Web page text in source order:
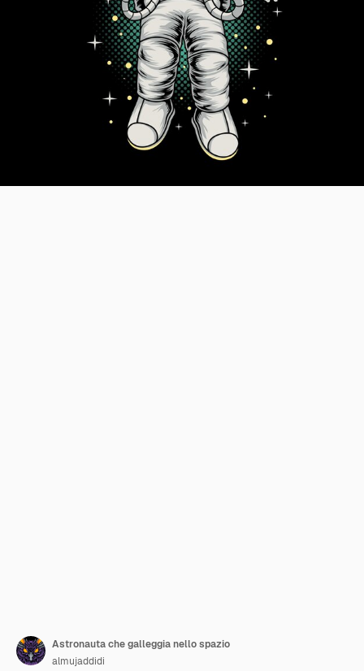
Astronauta che galleggia nello spazio
almujaddidi